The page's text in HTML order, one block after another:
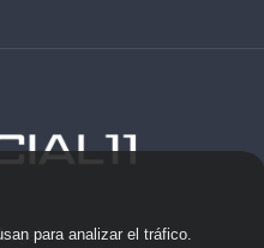
para analizar el tráfico.